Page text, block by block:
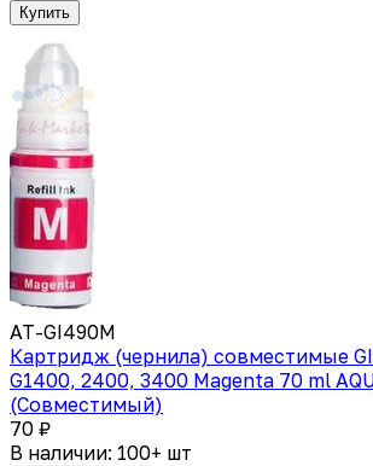
Купить
AT-GI490M
Картридж (чернила) совместимые
G1400, 2400, 3400 Magenta 70 ml
(Совместимый)
70 ₽
В наличии: 100+ шт